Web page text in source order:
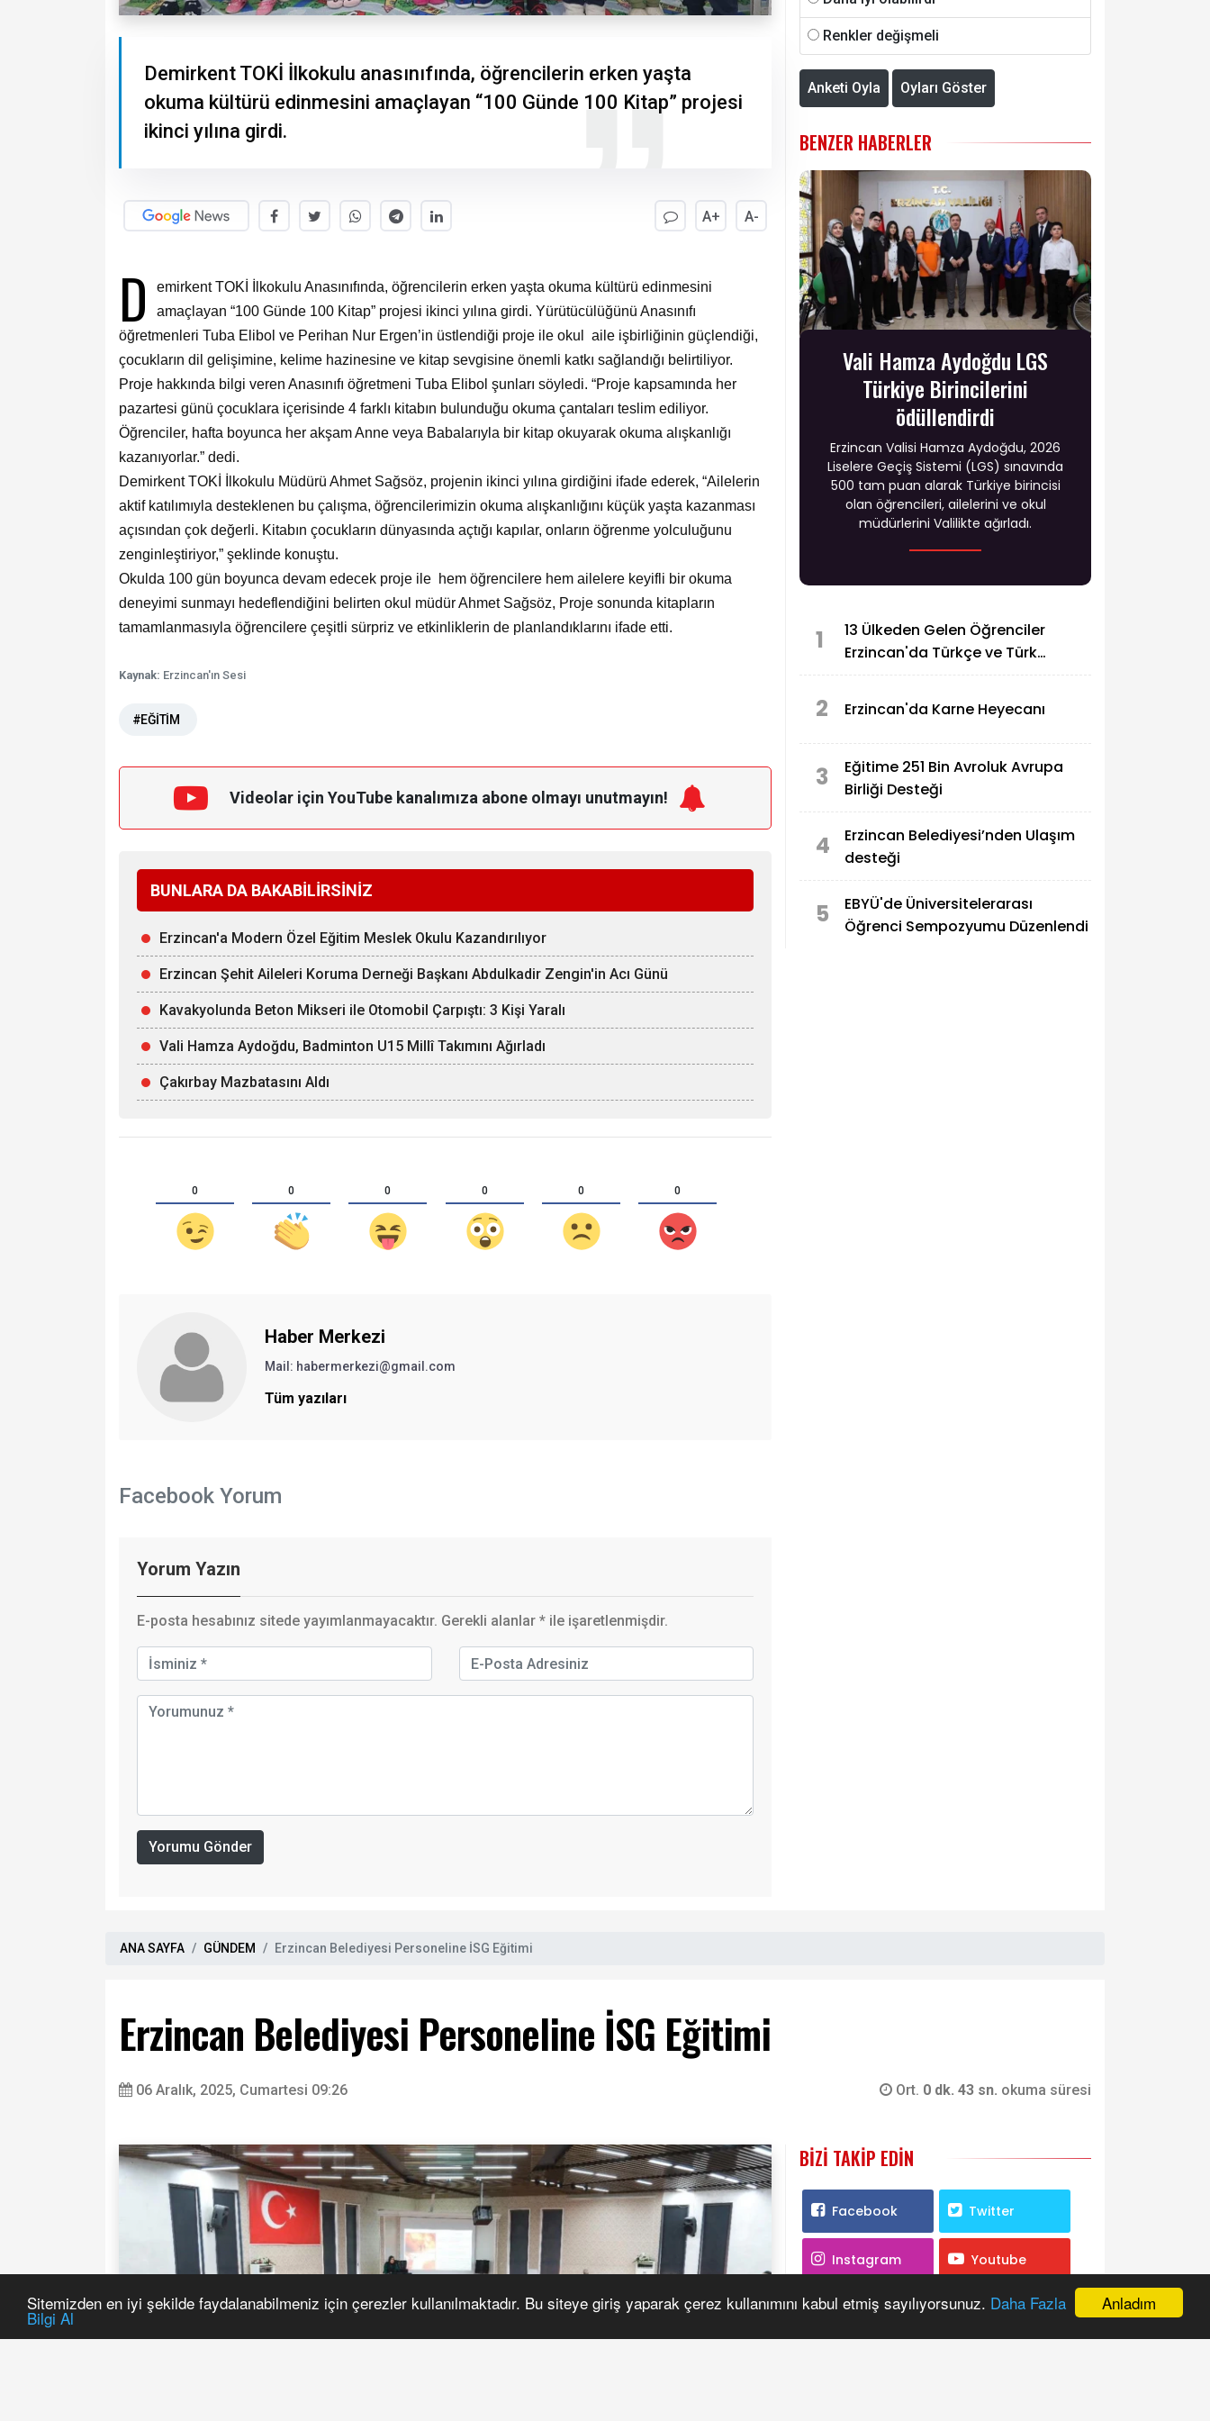
Anladım
Sitemizden en iyi şekilde faydalanabilmeniz için çerezler kullanılmaktadır. Bu siteye giriş yaparak çerez kullanımını kabul etmiş sayılıyorsunuz. Daha Fazla
Bilgi Al
Demirkent TOKİ İlkokulu anasınıfında, öğrencilerin erken yaşta
okuma kültürü edinmesini amaçlayan “100 Günde 100 Kitap” projesi
ikinci yılına girdi.
A+ A-
D
emirkent TOKİ İlkokulu Anasınıfında, öğrencilerin erken yaşta okuma kültürü edinmesini
amaçlayan “100 Günde 100 Kitap” projesi ikinci yılına girdi. Yürütücülüğünü Anasınıfı
öğretmenleri Tuba Elibol ve Perihan Nur Ergen’in üstlendiği proje ile okul aile işbirliğinin güçlendiği,
çocukların dil gelişimine, kelime hazinesine ve kitap sevgisine önemli katkı sağlandığı belirtiliyor.
Proje hakkında bilgi veren Anasınıfı öğretmeni Tuba Elibol şunları söyledi. “Proje kapsamında her
pazartesi günü çocuklara içerisinde 4 farklı kitabın bulunduğu okuma çantaları teslim ediliyor.
Öğrenciler, hafta boyunca her akşam Anne veya Babalarıyla bir kitap okuyarak okuma alışkanlığı
kazanıyorlar.” dedi.
Demirkent TOKİ İlkokulu Müdürü Ahmet Sağsöz, projenin ikinci yılına girdiğini ifade ederek, “Ailelerin
aktif katılımıyla desteklenen bu çalışma, öğrencilerimizin okuma alışkanlığını küçük yaşta kazanması
açısından çok değerli. Kitabın çocukların dünyasında açtığı kapılar, onların öğrenme yolculuğunu
zenginleştiriyor,” şeklinde konuştu.
Okulda 100 gün boyunca devam edecek proje ile hem öğrencilere hem ailelere keyifli bir okuma
deneyimi sunmayı hedeflendiğini belirten okul müdür Ahmet Sağsöz, Proje sonunda kitapların
tamamlanmasıyla öğrencilere çeşitli sürpriz ve etkinliklerin de planlandıklarını ifade etti.
Kaynak: Erzincan'ın Sesi
#EĞİTİM
Videolar için YouTube kanalımıza abone olmayı unutmayın!
BUNLARA DA BAKABİLİRSİNİZ
Erzincan'a Modern Özel Eğitim Meslek Okulu Kazandırılıyor
Erzincan Şehit Aileleri Koruma Derneği Başkanı Abdulkadir Zengin'in Acı Günü
Kavakyolunda Beton Mikseri ile Otomobil Çarpıştı: 3 Kişi Yaralı
Vali Hamza Aydoğdu, Badminton U15 Millî Takımını Ağırladı
Çakırbay Mazbatasını Aldı
0 0 0 0 0 0
Haber Merkezi
Mail: habermerkezi@gmail.com
Tüm yazıları
Facebook Yorum
Yorum Yazın
E-posta hesabınız sitede yayımlanmayacaktır. Gerekli alanlar * ile işaretlenmişdir.
Yorumu Gönder
Renkler değişmeli
Anketi Oyla Oyları Göster
BENZER HABERLER
Vali Hamza Aydoğdu LGS
Türkiye Birincilerini
ödüllendirdi
Erzincan Valisi Hamza Aydoğdu, 2026
Liselere Geçiş Sistemi (LGS) sınavında
500 tam puan alarak Türkiye birincisi
olan öğrencileri, ailelerini ve okul
müdürlerini Valilikte ağırladı.
1
13 Ülkeden Gelen Öğrenciler
Erzincan'da Türkçe ve Türk
2 Erzincan'da Karne Heyecanı
3
Eğitime 251 Bin Avroluk Avrupa
Birliği Desteği
4
Erzincan Belediyesi’nden Ulaşım
desteği
5
EBYÜ'de Üniversitelerarası
Öğrenci Sempozyumu Düzenlendi
ANA SAYFA GÜNDEM Erzincan Belediyesi Personeline İSG Eğitimi
Erzincan Belediyesi Personeline İSG Eğitimi
06 Aralık, 2025, Cumartesi 09:26 Ort. 0 dk. 43 sn. okuma süresi
BIZI TAKIP EDIN
Facebook Twitter
Instagram Youtube
RSS